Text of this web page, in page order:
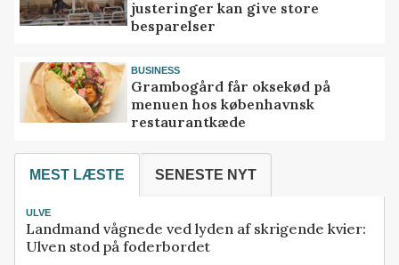
justeringer kan give store
besparelser
BUSINESS
Grambogård får oksekød på
menuen hos københavnsk
restaurantkæde
MEST LÆSTE SENESTE NYT
ULVE
Landmand vågnede ved lyden af skrigende kvier:
Ulven stod på foderbordet